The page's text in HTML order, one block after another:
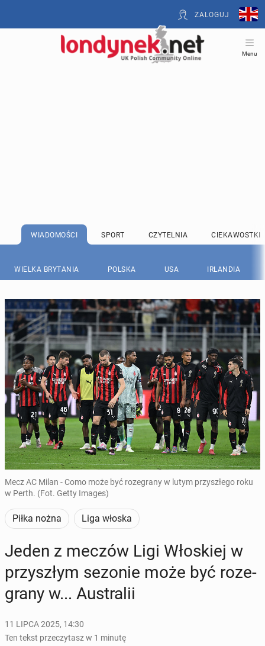
ZALOGUJ
Menu
WIADOMOŚCI SPORT CZYTELNIA CIEKAWOSTKI
WIELKA BRYTANIA POLSKA USA IRLANDIA
Mecz AC Milan - Como może być rozegrany w lutym przyszłego roku
w Perth. (Fot. Getty Images)
Piłka nożna Liga włoska
Jeden z meczów Ligi Wło­skiej w
przy­szłym sezonie może być ro­ze­
gra­ny w... Au­stra­lii
11 LIPCA 2025, 14:30
Ten tekst przeczytasz w 1 minutę